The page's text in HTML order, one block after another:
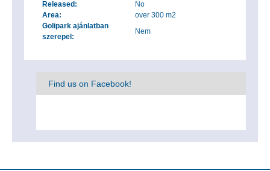
Released:
No
Area:
over 300 m2
Golipark ajánlatban
szerepel:
Nem
Find us on Facebook!